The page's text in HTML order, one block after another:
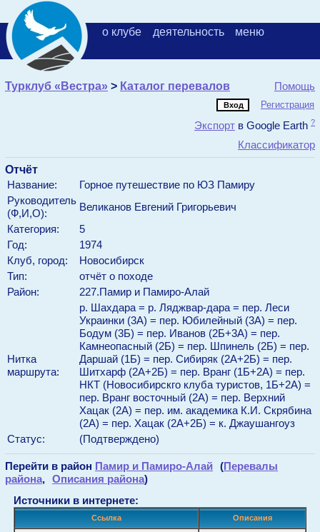
о клубе деятельность меню
Турклуб «Вестра» > Каталог перевалов Помощь
Регистрация
Экспорт в Google Earth ?
Классификатор
Отчёт
Название:
Горное путешествие по ЮЗ Памиру
Руководитель
(Ф,И,О):
Великанов Евгений Григорьевич
Категория:
5
Год:
1974
Клуб, город:
Новосибирск
Тип:
отчёт о походе
Район:
227.Памир и Памиро-Алай
Нитка
маршрута:
р. Шахдара = р. Ляджвар-дара = пер. Леси
Украинки (3А) = пер. Юбилейный (3А) = пер.
Бодум (3Б) = пер. Иванов (2Б+3А) = пер.
Камнеопасный (2Б) = пер. Шпинель (2Б) = пер.
Даршай (1Б) = пер. Сибиряк (2А+2Б) = пер.
Шитхарф (2А+2Б) = пер. Вранг (1Б+2А) = пер.
НКТ (Новосибирскго клуба туристов, 1Б+2А) =
пер. Вранг восточный (2А) = пер. Верхний
Хацак (2А) = пер. им. академика К.И. Скрябина
(2А) = пер. Хацак (2А+2Б) = к. Джаушангоуз
Статус:
(Подтверждено)
Перейти в район Памир и Памиро-Алай (Перевалы
района, Описания района)
Источники в интернете:
Ссылка Описания